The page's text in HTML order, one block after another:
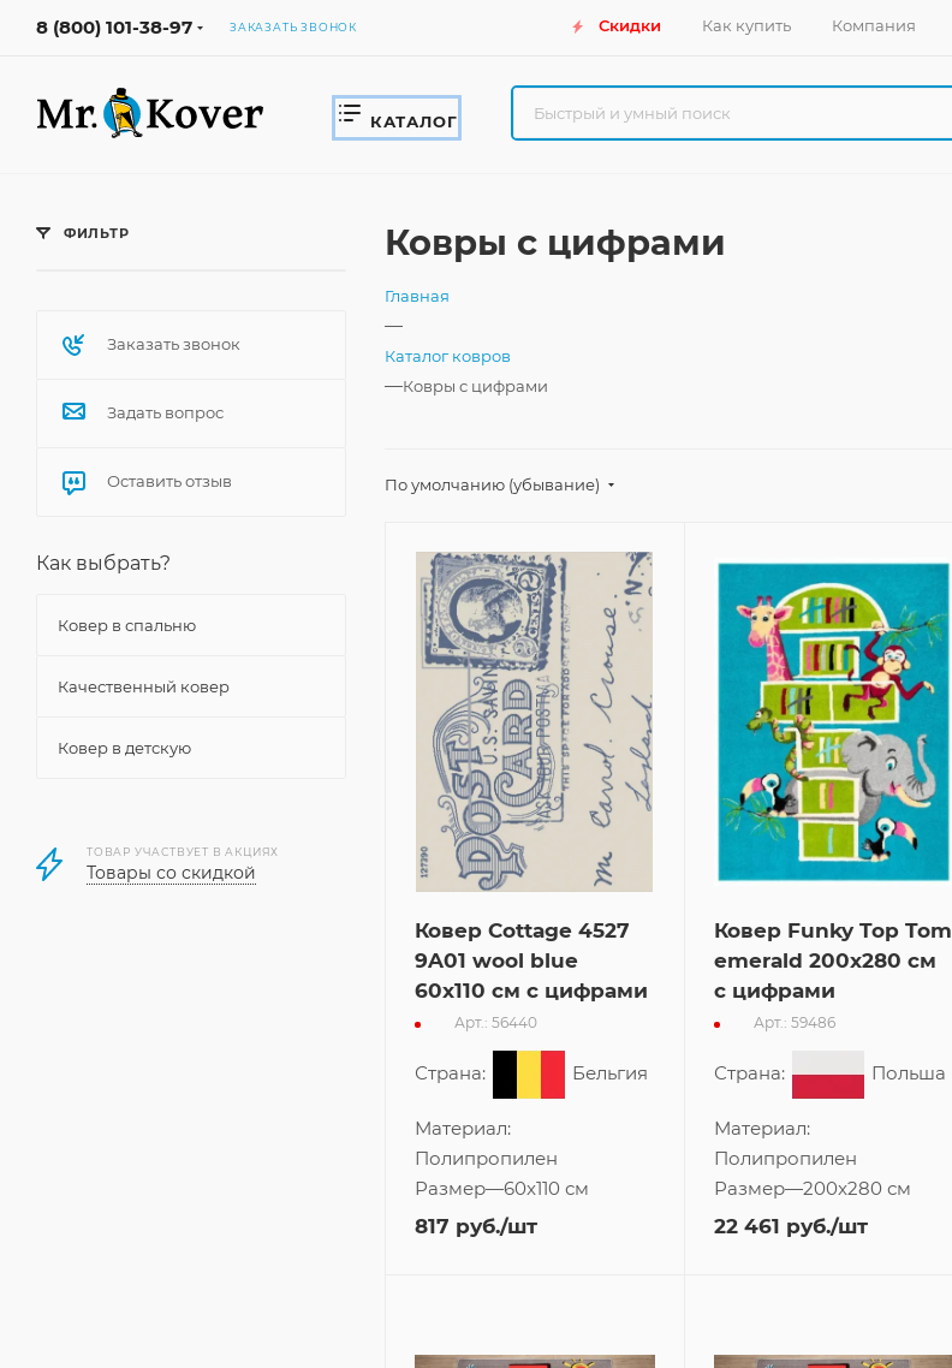
8 (800) 101-38-97 ЗАКАЗАТЬ ЗВОНОК Скидки Как купить Компания
КАТАЛОГ
Ковры с цифрами
Главная
—
Каталог ковров
—Ковры с цифрами
По умолчанию (убывание)
Ковер Cottage 4527
9A01 wool blue
60x110 см с цифрами
Арт.: 56440
Страна: Бельгия
Материал:
Полипропилен
Размер—60x110 см
817 руб./шт
Ковер Funky Top Tom
emerald 200x280 см
с цифрами
Арт.: 59486
Страна: Польша
Материал:
Полипропилен
Размер—200x280 см
22 461 руб./шт
ФИЛЬТР
Заказать звонок
Задать вопрос
Оставить отзыв
Как выбрать?
Ковер в спальню
Качественный ковер
Ковер в детскую
ТОВАР УЧАСТВУЕТ В АКЦИЯХ
Товары со скидкой